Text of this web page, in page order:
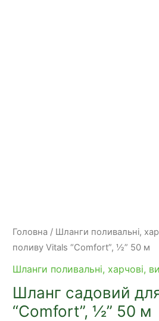
Головна / Шланги поливальні,
поливу Vitals “Comfort”, ½” 50 м
Шланги поливальні, харчові,
Шланг садовий
“Comfort”, ½” 50 м